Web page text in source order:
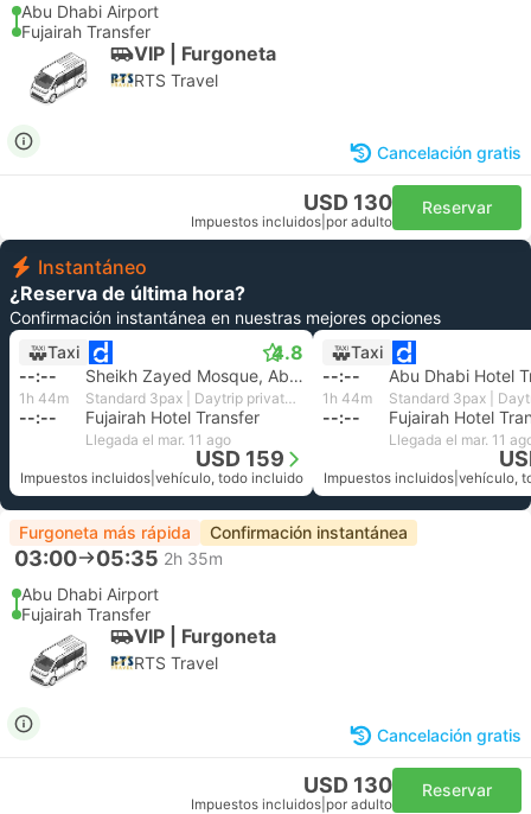
Abu Dhabi Airport
Fujairah Transfer
VIP | Furgoneta
RTS Travel
Cancelación gratis
USD 130
Impuestos incluidos por adulto
Reservar
Instantáneo
¿Reserva de última hora?
Confirmación instantánea en nuestras mejores opciones
Taxi
4.8
--:-- Sheikh Zayed Mosque, Abu Dhabi
1h 44m Standard 3pax | Daytrip private transfer with English speaking driver
--:-- Fujairah Hotel Transfer
Llegada el mar. 11 ago
USD 159
Impuestos incluidos vehículo, todo incluido
Taxi
--:--
Abu Dhabi Hotel
1h 44m
--:-- Fujairah Hotel
Llegada el mar. 11
Impuestos incluidos vehículo,
Furgoneta más rápida Confirmación instantánea
03:00 05:35 2h 35m
Abu Dhabi Airport
Fujairah Transfer
VIP | Furgoneta
RTS Travel
Cancelación gratis
USD 130
Impuestos incluidos por adulto
Reservar